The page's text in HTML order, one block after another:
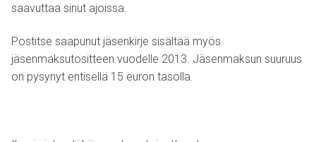
saavuttaa sinut ajoissa.
Postitse saapunut jäsenkirje sisältää myös
jäsenmaksutositteen vuodelle 2013. Jäsenmaksun suuruus
on pysynyt entisellä 15 euron tasolla.